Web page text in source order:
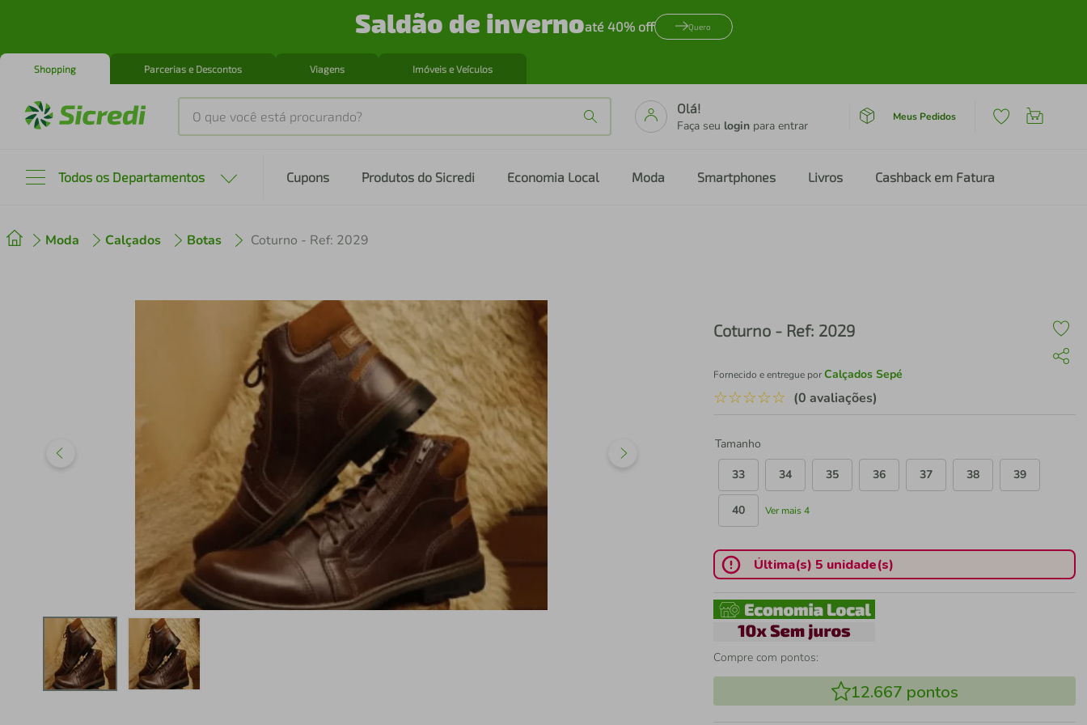
Saldão de invernoaté 40% off Quero
Shopping Parcerias e Descontos Viagens Imóveis e Veículos
O que você está procurando?
Olá!
Faça seu login para entrar
Meus Pedidos
Todos os Departamentos Cupons Produtos do Sicredi Economia Local Moda Smartphones Livros Cashback em Fatura
Moda Calçados Botas Coturno - Ref: 2029
Coturno - Ref: 2029
Fornecido e entregue porCalçados Sepé
☆☆☆☆☆ (0 avaliações)
Tamanho
33
34 35 36 37 38 39
40 Ver mais 4
Última(s) 5 unidade(s)
Compre com pontos:
12.667 pontos
2 cafeteira